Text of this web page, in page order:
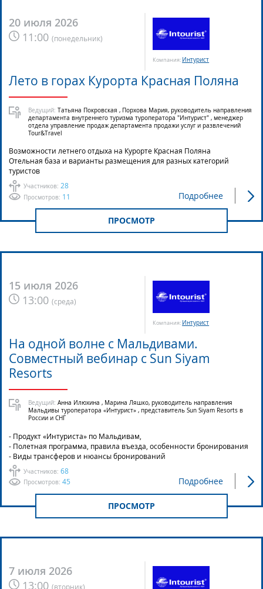
20 июля 2026
11:00 (понедельник)
Компания: Интурист
Участников: 28
Просмотров: 11
Лето в горах Курорта Красная Поляна
Ведущий: Татьяна Покровская , Порхова Мария, руководитель направления
департамента внутреннего туризма туроператора "Интурист" , менеджер
отдела управление продаж департамента продажи услуг и развлечений
Tour&Travel
Возможности летнего отдыха на Курорте Красная Поляна
Отельная база и варианты размещения для разных категорий
туристов
Подробнее
ПРОСМОТР
15 июля 2026
13:00 (среда)
Компания: Интурист
Участников: 68
Просмотров: 45
На одной волне с Мальдивами.
Совместный вебинар с Sun Siyam
Resоrts
Ведущий: Анна Илюхина , Марина Ляшко, руководитель направления
Мальдивы туроператора «Интурист» , представитель Sun Siyam Resorts в
России и СНГ
- Продукт «Интуриста» по Мальдивам,
- Полетная программа, правила въезда, особенности бронирования
- Виды трансферов и нюансы бронирований
Подробнее
ПРОСМОТР
7 июля 2026
13:00 (вторник)